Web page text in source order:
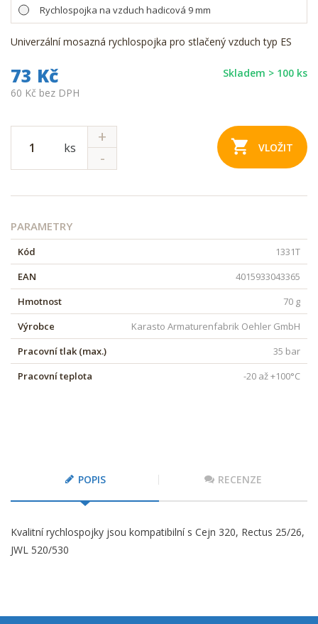
Rychlospojka na vzduch hadicová 9 mm
Univerzální mosazná rychlospojka pro stlačený vzduch typ ES
73 Kč
60 Kč bez DPH
Skladem > 100 ks
ks VLOŽIT
PARAMETRY
Kód
1331T
EAN
4015933043365
Hmotnost
70 g
Výrobce
Karasto Armaturenfabrik Oehler GmbH
Pracovní tlak (max.)
35 bar
Pracovní teplota
-20 až +100°C
POPIS RECENZE
Kvalitní rychlospojky jsou kompatibilní s Cejn 320, Rectus 25/26,
JWL 520/530